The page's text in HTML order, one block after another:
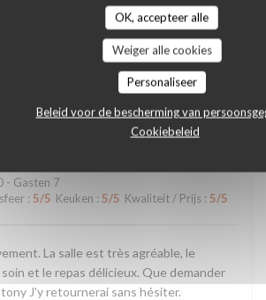
OK, accepteer alle
Weiger alle cookies
Personaliseer
Beleid voor de bescherming van
Cookiebeleid
5 /5 Kwaliteit / Prijs: /5
bonne cuisine Pizza généreuse. Cadre
- Gasten 7
: 5/5 Keuken : 5/5 Kwaliteit / Prijs : 5/5
La salle est très agréable, le
et le repas délicieux. Que demander
J'y retournerai sans hésiter.